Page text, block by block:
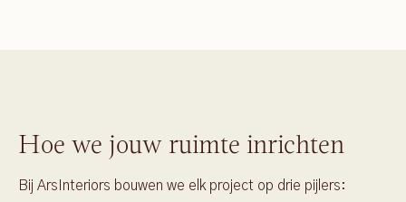
Hoe we jouw ruimte inrichten
Bij ArsInteriors bouwen we elk project op drie pijlers: